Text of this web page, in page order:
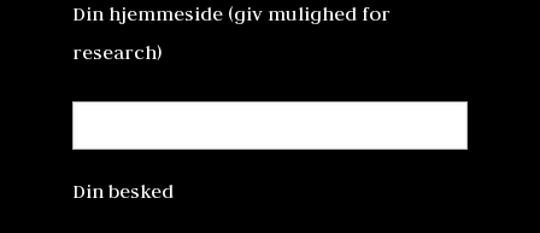
Din hjemmeside (giv mulighed for
research)
Din besked